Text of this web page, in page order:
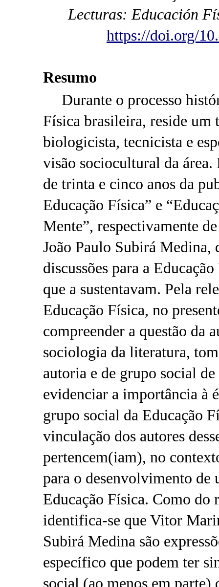
Lecturas: Educación
https://doi.org/
Resumo
Durante o processo
Física brasileira, reside um
biologicista, tecnicista e
visão sociocultural da área.
de trinta e cinco anos da
Educação Física” e
Mente”, respectivamente
João Paulo Subirá Medina,
discussões para a
que a sustentavam. Pela
Educação Física, no
compreender a questão da
sociologia da literatura,
autoria e de grupo social
evidenciar a importância à
grupo social da Educação
vinculação dos autores
pertencem(iam), no
para o desenvolvimento de
Educação Física. Como do
identifica-se que Vitor
Subirá Medina são
específico que podem ter
social (ao menos em parte)